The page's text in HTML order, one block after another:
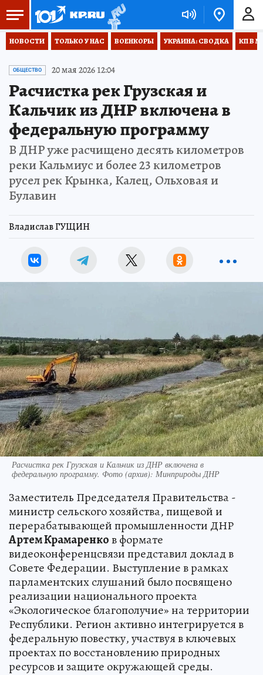
НОВОСТИ ТОЛЬКО У НАС ВОЕНКОРЫ УКРАИНА: СВОДКА КП В
ОБЩЕСТВО 20 мая 2026 12:04
Расчистка рек Грузская и
Кальчик из ДНР включена в
федеральную программу
В ДНР уже расчищено десять километров
реки Кальмиус и более 23 километров
русел рек Крынка, Калец, Ольховая и
Булавин
Владислав ГУЩИН
Расчистка рек Грузская и Кальчик из ДНР включена в
федеральную программу. Фото (архив): Минприроды ДНР
Заместитель Председателя Правительства -
министр сельского хозяйства, пищевой и
перерабатывающей промышленности ДНР
Артем Крамаренков формате
видеоконференцсвязи представил доклад в
Совете Федерации. Выступление в рамках
парламентских слушаний было посвящено
реализации национального проекта
«Экологическое благополучие» на территории
Республики. Регион активно интегрируется в
федеральную повестку, участвуя в ключевых
проектах по восстановлению природных
ресурсов и защите окружающей среды.